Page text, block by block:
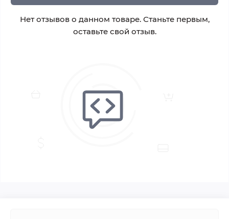
Нет отзывов о данном товаре. Станьте первым,
оставьте свой отзыв.